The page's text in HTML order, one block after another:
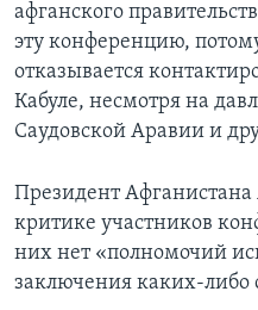
афганского
эту конференцию,
отказывается
Кабуле, несмотря на
Саудовской Аравии и
Президент
критике участников
них нет «полномочий
заключения каких-либо